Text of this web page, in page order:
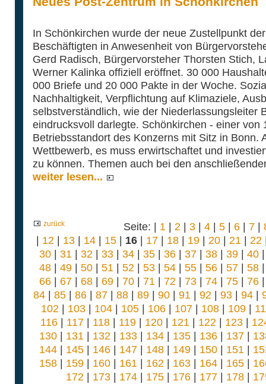
In Schönkirchen wurde der neue Zustellpunkt
Beschäftigten in Anwesenheit von
Gerd Radisch, Bürgervorsteher Thorsten Stich,
Werner Kalinka offiziell eröffnet. 30 000
000 Briefe und 20 000 Pakte in der Woche.
Nachhaltigkeit, Verpflichtung auf Klimaziele,
selbstverständlich, wie der Niederlassungsleiter
eindrucksvoll darlegte. Schönkirchen - einer von
Betriebsstandort des Konzerns mit Sitz in Bonn.
Wettbewerb, es muss erwirtschaftet und
zu können. Themen auch bei den
weiter lesen...
zurück Seite: | 1 | 2 | 3 | 4 | 5 | 6 | 7 |
| 12 | 13| 14| 15| 16| 17| 18| 19| 20| 21 | 22
30| 31 | 32 | 33| 34| 35| 36| 37| 38| 39| 40
48| 49| 50| 51 | 52 | 53| 54| 55| 56| 57| 58
66| 67| 68| 69| 70| 71 | 72 | 73| 74| 75| 76
84| 85| 86| 87| 88| 89| 90| 91 | 92 | 93| 94|
102 | 103 | 104 | 105 | 106 | 107 | 108 | 109 |
116| 117| 118| 119| 120| 121 | 122 | 123|
130| 131 | 132 | 133| 134| 135| 136| 137|
144| 145| 146| 147| 148| 149| 150| 151 |
158| 159| 160| 161 | 162 | 163| 164| 165|
172 | 173| 174| 175| 176| 177| 178|